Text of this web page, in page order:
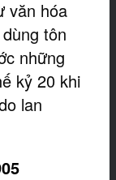
văn hóa
tôn
những
kỷ 20 khi
lan